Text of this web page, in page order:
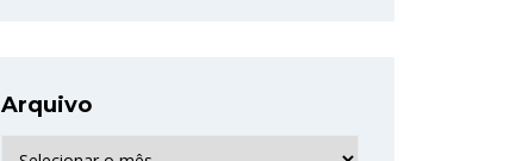
Arquivo
Arquivo